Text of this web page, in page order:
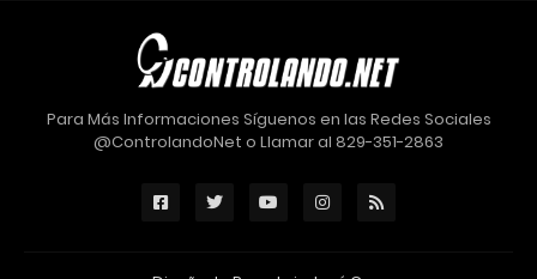
Para Más Informaciones Síguenos en las Redes Sociales
@ControlandoNet o Llamar al 829-351-2863